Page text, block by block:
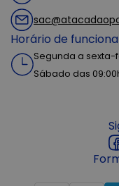
Horário de
Segunda a sexta-
Sábado das